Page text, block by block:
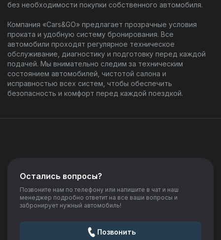
без необходимости покупки собственного автомобиля.
Компания «Cars&GO» предлагает прозрачные условия
проката и удобную систему бронирования. Все
автомобили проходят регулярное техническое
обслуживание, диагностику и подготовку перед каждой
подачей. Мы внимательно следим за техническим
состоянием автомобилей, чистотой салона и
исправностью всех систем, чтобы обеспечить
безопасность и комфорт перед каждой поездкой.
Остались вопросы?
Позвоните нам по телефону или напишите в чат и наш
менеджер подробно ответит на все ваши вопросы и
забронирует нужный автомобиль!
Позвонить